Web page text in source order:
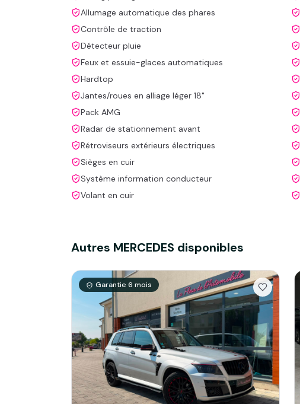
Allumage automatique des phares
Contrôle de traction
Détecteur pluie
Feux et essuie-glaces automatiques
Hardtop
Jantes/roues en alliage léger 18"
Pack AMG
Radar de stationnement avant
Rétroviseurs extérieurs électriques
Sièges en cuir
Système information conducteur
Volant en cuir
Autres MERCEDES disponibles
Garantie 6 mois